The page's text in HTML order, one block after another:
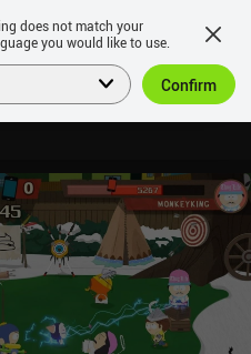
does not match your
you would like to use.
Confirm